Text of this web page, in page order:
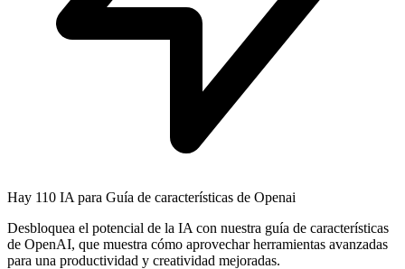
Hay 110 IA para Guía de características de Openai
Desbloquea el potencial de la IA con nuestra guía de características
de OpenAI, que muestra cómo aprovechar herramientas avanzadas
para una productividad y creatividad mejoradas.